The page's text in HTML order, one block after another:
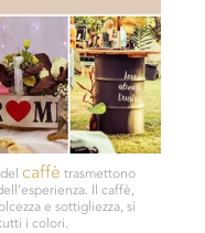
caffè trasmettono
Il caffè,
e sottigliezza, si
i colori.